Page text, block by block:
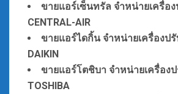
ขายแอร์เซ็นทรัล จำหน่ายเครื่อ
CENTRAL-AIR
ขายแอร์ไดกิ้นจำหน่ายเครื่องป
DAIKIN
ขายแอร์โตชิบา จำหน่ายเครื่อง
TOSHIBA